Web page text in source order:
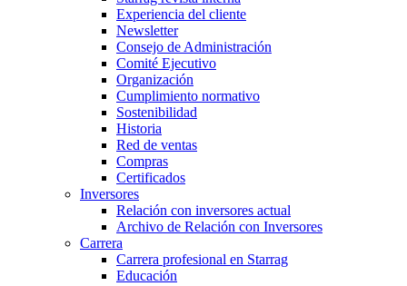
Experiencia del cliente
Newsletter
Consejo de Administración
Comité Ejecutivo
Organización
Cumplimiento normativo
Sostenibilidad
Historia
Red de ventas
Compras
Certificados
Inversores
Relación con inversores actual
Archivo de Relación con Inversores
Carrera
Carrera profesional en Starrag
Educación